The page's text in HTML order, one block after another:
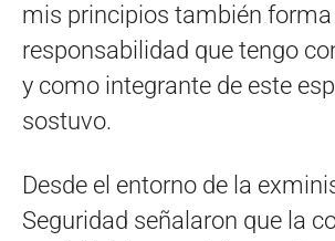
mis principios también forma
responsabilidad que tengo
y como integrante de este
sostuvo.
Desde el entorno de la
Seguridad señalaron que la